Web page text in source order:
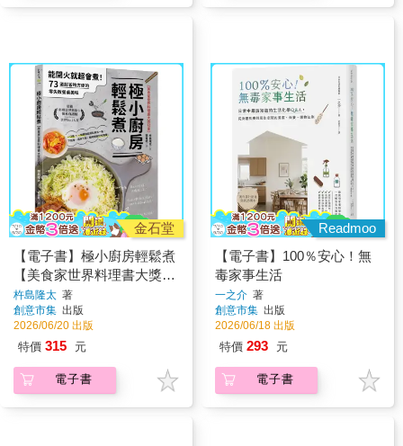
金石堂
【電子書】極小廚房輕鬆煮
【美食家世界料理書大獎冠
軍】：能開火就超會煮！73
道超省時方便的零失敗餐桌
美味
杵島隆太 著
創意市集 出版
2026/06/20 出版
特價 315 元
電子書
Readmoo
【電子書】100％安心！無
毒家事生活
一之介 著
創意市集 出版
2026/06/18 出版
特價 293 元
電子書